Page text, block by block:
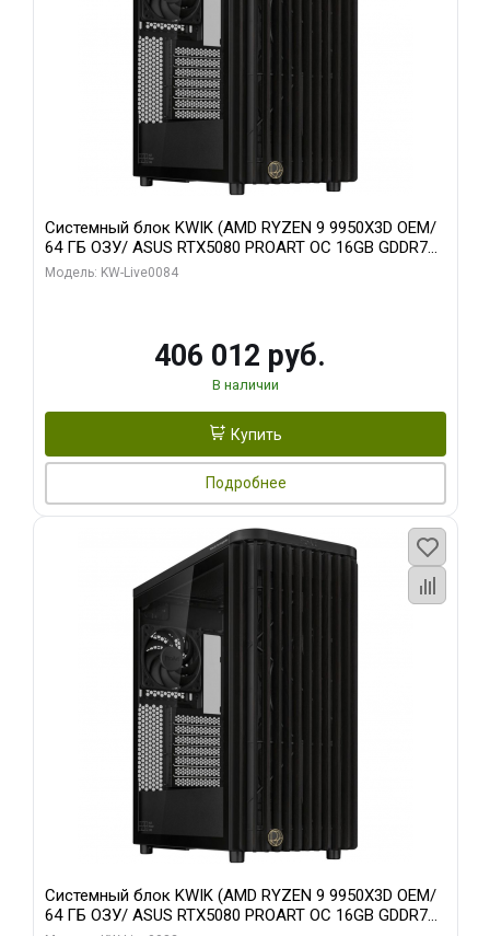
Системный блок KWIK (AMD RYZEN 9 9950X3D OEM/
64 ГБ ОЗУ/ ASUS RTX5080 PROART OC 16GB GDDR7
256bit Type-C DP 2/ 960 ГБ SSD)
Модель: KW-Live0084
406 012 руб.
В наличии
Купить
Подробнее
Системный блок KWIK (AMD RYZEN 9 9950X3D OEM/
64 ГБ ОЗУ/ ASUS RTX5080 PROART OC 16GB GDDR7